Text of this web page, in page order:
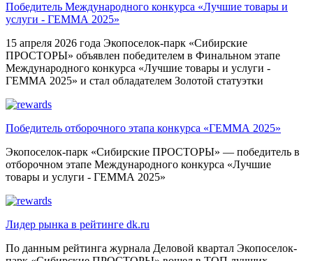
Победитель Международного конкурса «Лучшие товары и
услуги - ГЕММА 2025»
15 апреля 2026 года Экопоселок-парк «Сибирские
ПРОСТОРЫ» объявлен победителем в Финальном этапе
Международного конкурса «Лучшие товары и услуги -
ГЕММА 2025» и стал обладателем Золотой статуэтки
Победитель отборочного этапа конкурса «ГЕММА 2025»
Экопоселок-парк «Сибирские ПРОСТОРЫ» — победитель в
отборочном этапе Международного конкурса «Лучшие
товары и услуги - ГЕММА 2025»
Лидер рынка в рейтинге dk.ru
По данным рейтинга журнала Деловой квартал Экопоселок-